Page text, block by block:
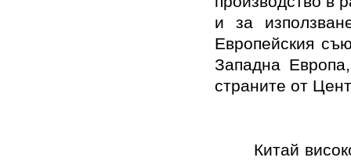
и за
Европейския
Западна
страните от
Китай